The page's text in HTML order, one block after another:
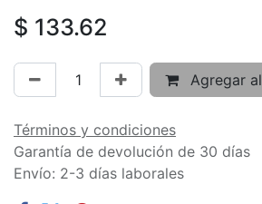
$ 133.62
Agregar
Términos y condiciones
Garantía de devolución de 30 días
Envío: 2-3 días laborales